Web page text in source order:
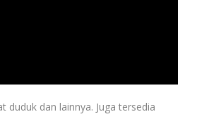
dan lainnya. Juga tersedia